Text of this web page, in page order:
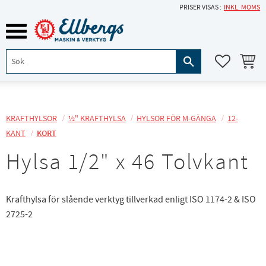
Meny
PRISER VISAS INKL. MOMS
KRAFTHYLSOR ½" KRAFTHYLSA HYLSOR FÖR M-GÄNGA
12-
KANT
KORT
Hylsa 1/2" x 46 Tolvkant
Krafthylsa för slående verktyg tillverkad enligt ISO 1174-2 & ISO
2725-2